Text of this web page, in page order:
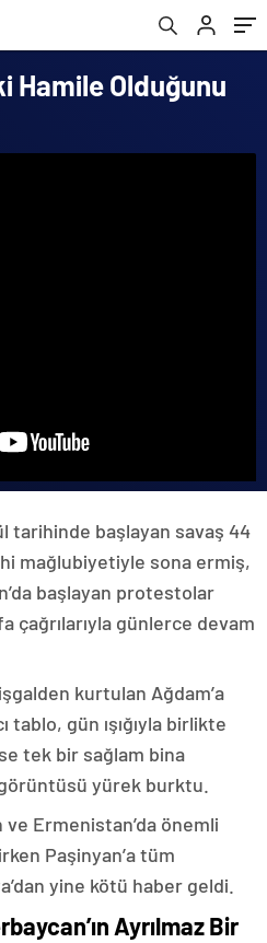
Hamile Olduğunu
tarihinde başlayan savaş 44
mağlubiyetiyle sona ermiş,
başlayan protestolar
çağrılarıyla günlerce devam
kurtulan Ağdam’a
gün ışığıyla birlikte
tek bir sağlam bina
yürek burktu.
Ermenistan’da önemli
Paşinyan’a tüm
yine kötü haber geldi.
Ayrılmaz Bir